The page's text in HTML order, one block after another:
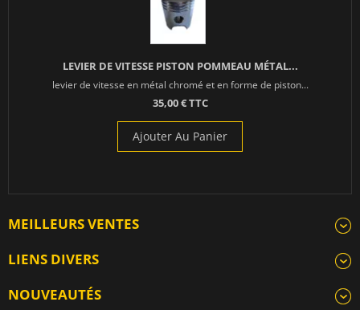
LEVIER DE VITESSE PISTON POMMEAU MÉTAL...
levier de vitesse en métal chromé et en forme de piston...
35,00 € TTC
Ajouter Au Panier
MEILLEURS VENTES
LIENS DIVERS
NOUVEAUTÉS